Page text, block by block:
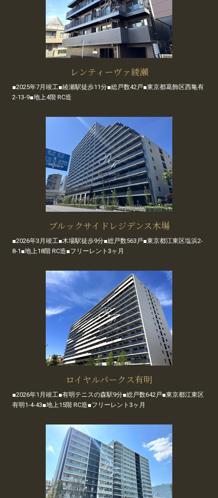
レンティーヴァ綾瀬
■2025年7月竣工■綾瀬駅徒歩11分■総戸数42戸■東京都葛飾区西亀有
2-13-9■地上4階 RC造
ブルックサイドレジデンス木場
■2026年3月竣工■木場駅徒歩9分■総戸数563戸■東京都江東区塩浜2-
8-1■地上18階 RC造■フリーレント3ヶ月
ロイヤルパークス有明
■2026年1月竣工■有明テニスの森駅9分■総戸数642戸■東京都江東区
有明1-4-43■地上15階 RC造■フリーレント3ヶ月